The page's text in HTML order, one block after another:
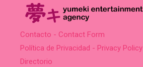
Contacto - Contact Form
Política de Privacidad - Privacy Policy
Directorio